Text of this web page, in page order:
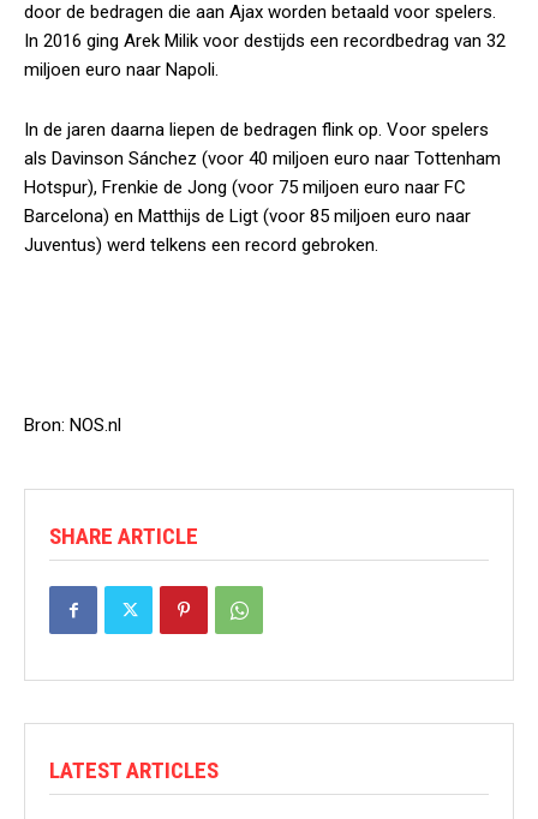
door de bedragen die aan Ajax worden betaald voor spelers.
In 2016 ging Arek Milik voor destijds een recordbedrag van 32
miljoen euro naar Napoli.
In de jaren daarna liepen de bedragen flink op. Voor spelers
als Davinson Sánchez (voor 40 miljoen euro naar Tottenham
Hotspur), Frenkie de Jong (voor 75 miljoen euro naar FC
Barcelona) en Matthijs de Ligt (voor 85 miljoen euro naar
Juventus) werd telkens een record gebroken.
Bron: NOS.nl
SHARE ARTICLE
LATEST ARTICLES